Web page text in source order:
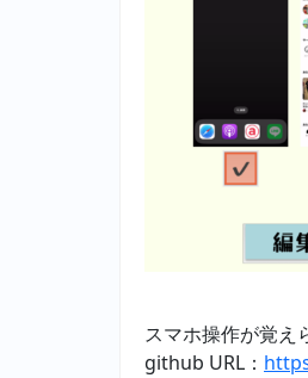
スマホ操作が覚え
github URL：